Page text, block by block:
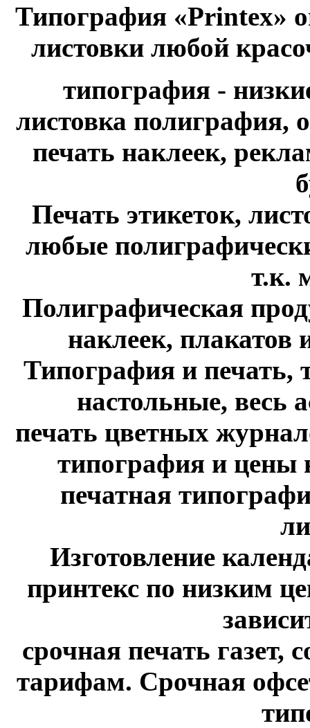
Типография «Printex»
листовки любой
типография -
листовка полиграфия,
печать наклеек,
Печать этикеток,
любые
т.к.
Полиграфическая
наклеек, плакатов
Типография и печать,
настольные, весь
печать цветных
типография и цены
печатная
Изготовление
принтекс по низким
срочная печать газет,
тарифам. Срочная